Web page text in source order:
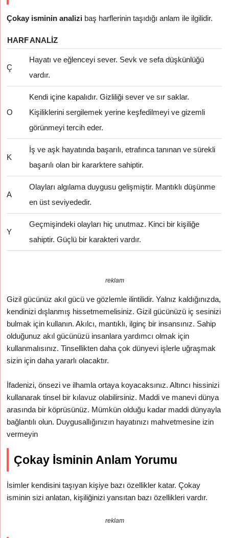
Çokay isminin analizi baş harflerinin taşıdığı anlam ile ilgilidir.
HARFANALIZ
Ç
Hayatı ve eğlenceyi sever. Sevk ve sefa düşkünlüğü
vardır.
O
Kendi içine kapalıdır. Gizliliği sever ve sır saklar.
Kişiliklerini sergilemek yerine keşfedilmeyi ve gizemli
görünmeyi tercih eder.
K
İş ve aşk hayatında başarılı, etrafınca tanınan ve sürekli
başarılı olan bir kararktere sahiptir.
A
Olayları algılama duygusu gelişmiştir. Mantıklı düşünme
en üst seviyededir.
Y
Geçmişindeki olayları hiç unutmaz. Kinci bir kişiliğe
sahiptir. Güçlü bir karakteri vardır.
reklam
Gizil gücünüz akıl gücü ve gözlemle ilintilidir. Yalnız kaldığınızda,
kendinizi dışlanmış hissetmemelisiniz. Gizil gücünüzü iç sesinizi
bulmak için kullanın. Akılcı, mantıklı, ilginç bir insansınız. Sahip
olduğunuz akıl gücünüzü insanlara yardımcı olmak için
kullanmalısınız. Tinsellikten daha çok dünyevi işlerle uğraşmak
sizin için daha yararlı olacaktır.
İfadenizi, önsezi ve ilhamla ortaya koyacaksınız. Altıncı hissinizi
kullanarak tinsel bir kılavuz olabilirsiniz. Maddi ve manevi dünya
arasında bir köprüsünüz. Mümkün olduğu kadar maddi dünyayla
bağlantılı olun. Duygusallığınızın hayatınızı mahvetmesine izin
vermeyin
Çokay İsminin Anlam Yorumu
İsimler kendisini taşıyan kişiye bazı özellikler katar. Çokay
isminin sizi anlatan, kişiliğinizi yansıtan bazı özellikleri vardır.
reklam